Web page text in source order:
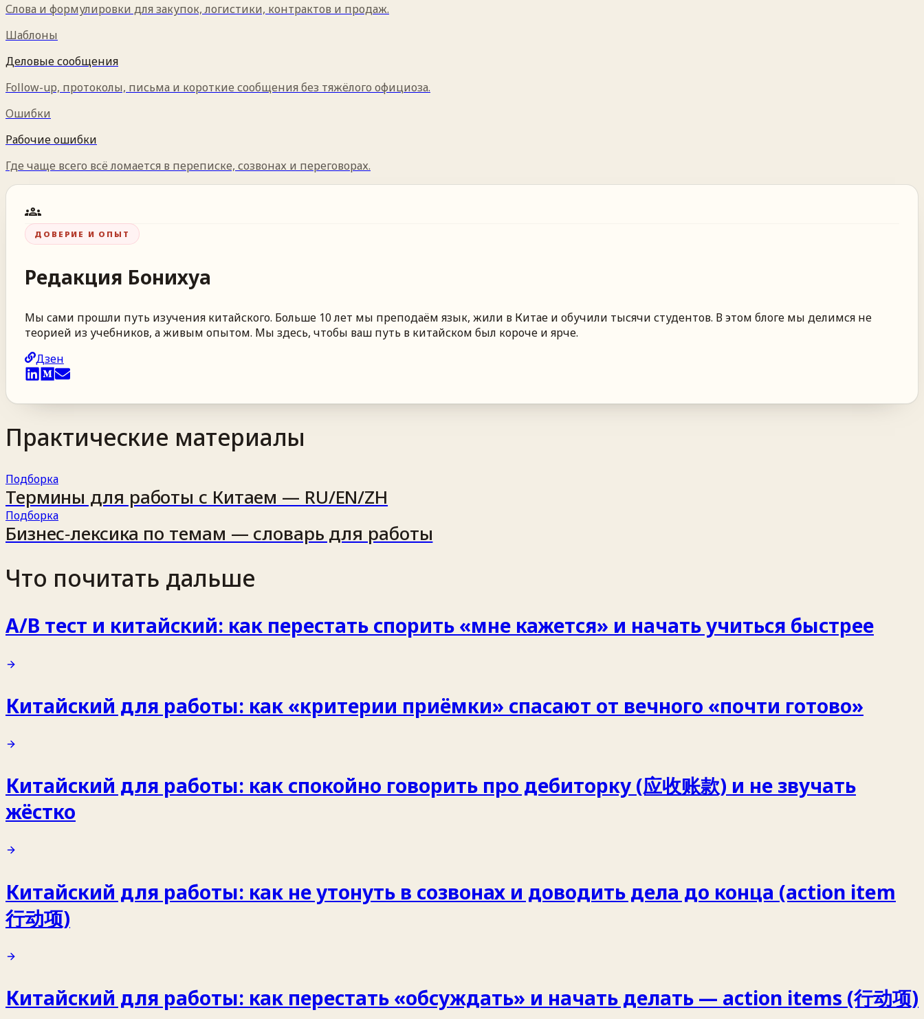
Слова и формулировки для закупок, логистики, контрактов и продаж.
Шаблоны
Деловые сообщения
Follow-up, протоколы, письма и короткие сообщения без тяжёлого официоза.
Ошибки
Рабочие ошибки
Где чаще всего всё ломается в переписке, созвонах и переговорах.
groups
ДОВЕРИЕ И ОПЫТ
Редакция Бонихуа
Мы сами прошли путь изучения китайского. Больше 10 лет мы преподаём язык, жили в Китае и обучили тысячи студентов. В этом блоге мы делимся не
теорией из учебников, а живым опытом. Мы здесь, чтобы ваш путь в китайском был короче и ярче.
Дзен
Практические материалы
Подборка
Термины для работы с Китаем — RU/EN/ZH
Подборка
Бизнес‑лексика по темам — словарь для работы
Что почитать дальше
A/B тест и китайский: как перестать спорить «мне кажется» и начать учиться быстрее
Китайский для работы: как «критерии приёмки» спасают от вечного «почти готово»
Китайский для работы: как спокойно говорить про дебиторку (应收账款) и не звучать
жёстко
Китайский для работы: как не утонуть в созвонах и доводить дела до конца (action item
行动项)
Китайский для работы: как перестать «обсуждать» и начать делать — action items (行动项)